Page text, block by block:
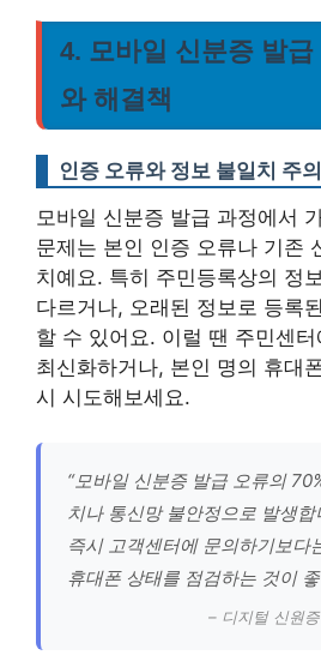
4. 모바일 신분증 발
와 해결책
인증 오류와 정보 불일치 주
모바일 신분증 발급 과정에서
문제는 본인 인증 오류나 기존
치예요. 특히 주민등록상의 정
다르거나, 오래된 정보로 등록
할 수 있어요. 이럴 땐 주민센
최신화하거나, 본인 명의 휴대
시 시도해보세요.
“모바일 신분증 발급 오류의
치나 통신망 불안정으로 발생
즉시 고객센터에 문의하기보다
휴대폰 상태를 점검하는 것이
– 디지털 신원